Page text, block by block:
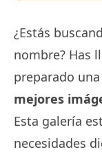
¿Estás
nombre? Has
preparado
mejores
Esta galería
necesidades